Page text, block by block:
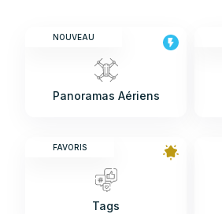
NOUVEAU
Panoramas Aériens
FAVORIS
Tags